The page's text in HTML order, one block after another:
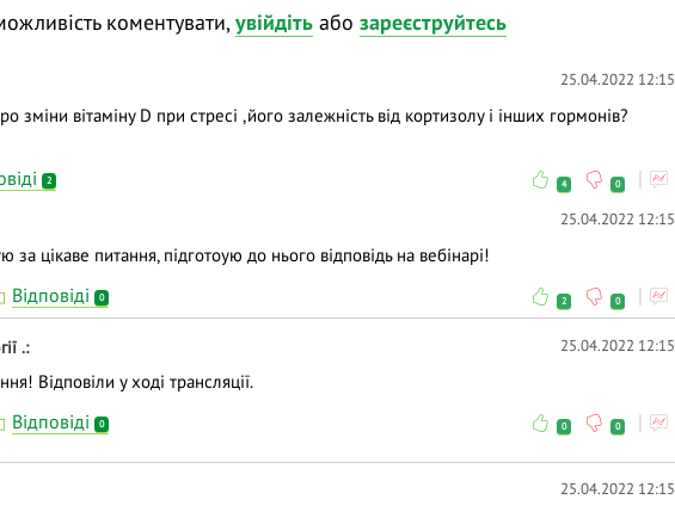
коментувати, увійдіть або зареєструйтесь
25.04.2022 12:15
зміни вітаміну D при стресі ,його залежність від кортизолу і інших гормонів?
2 4 0
25.04.2022 12:15
цікаве питання, підготоую до нього відповідь на вебінарі!
Відповіді 0 2 0
. 25.04.2022 12:15
Відповіли у ході трансляції.
Відповіді 0 0 0
25.04.2022 12:15